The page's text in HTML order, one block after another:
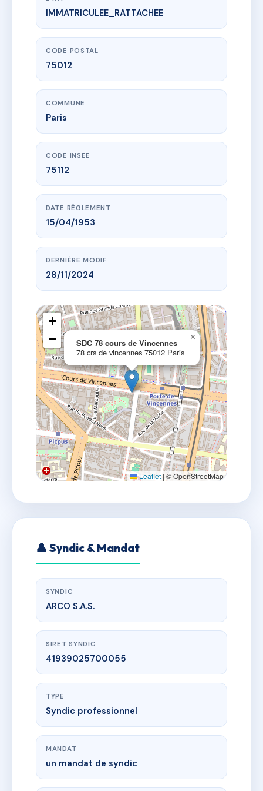
www.vme.plus/AC6546402
SDC 78 cours de Vincennes
78 crs de vincennes
IMMATRICULEE_RATTACHEE
CODE POSTAL
75012
COMMUNE
Paris
CODE INSEE
75112
DATE RÈGLEMENT
15/04/1953
DERNIÈRE MODIF.
28/11/2024
SDC 78 cours de Vincennes
78 crs de vincennes 75012 Paris
×
+
−
Leaflet | © OpenStreetMap
👤 Syndic & Mandat
SYNDIC
ARCO S.A.S.
SIRET SYNDIC
41939025700055
TYPE
Syndic professionnel
MANDAT
un mandat de syndic